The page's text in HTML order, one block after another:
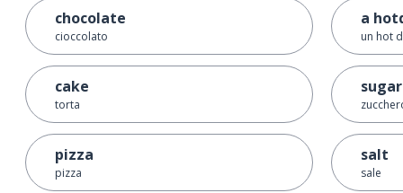
chocolate
cioccolato
cake
torta
pizza
pizza
a
un hot
sugar
salt
sale